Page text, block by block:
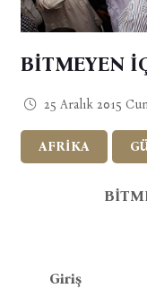
BİTMEYEN
25 Aralık 2015
AFRİKA
Giriş